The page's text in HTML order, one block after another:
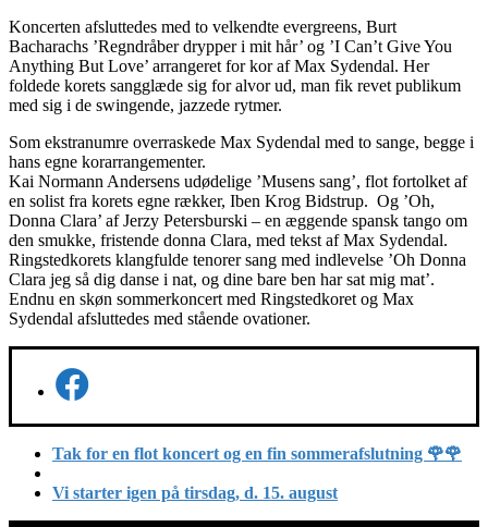
Koncerten afsluttedes med to velkendte evergreens, Burt
Bacharachs ’Regndråber drypper i mit hår’ og ’I Can’t Give You
Anything But Love’ arrangeret for kor af Max Sydendal. Her
foldede korets sangglæde sig for alvor ud, man fik revet publikum
med sig i de swingende, jazzede rytmer.
Som ekstranumre overraskede Max Sydendal med to sange, begge i
hans egne korarrangementer.
Kai Normann Andersens udødelige ’Musens sang’, flot fortolket af
en solist fra korets egne rækker, Iben Krog Bidstrup. Og ’Oh,
Donna Clara’ af Jerzy Petersburski – en æggende spansk tango om
den smukke, fristende donna Clara, med tekst af Max Sydendal.
Ringstedkorets klangfulde tenorer sang med indlevelse ’Oh Donna
Clara jeg så dig danse i nat, og dine bare ben har sat mig mat’.
Endnu en skøn sommerkoncert med Ringstedkoret og Max
Sydendal afsluttedes med stående ovationer.
Indlæg
navigation
Forrige
Tak for en flot koncert og en fin sommerafslutning 🌹🌹
til
Næste
Vi starter igen på tirsdag, d. 15. august